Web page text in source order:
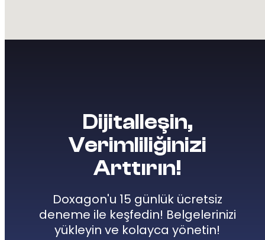
Dijitalleşin,
Verimliliğinizi
Arttırın!
Doxagon'u 15 günlük ücretsiz
deneme ile keşfedin! Belgelerinizi
yükleyin ve kolayca yönetin!